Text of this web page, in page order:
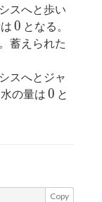
スへと歩い
0
0 となる。
蓄えられた
スへとジャ
の量は 0
0 と
Copy